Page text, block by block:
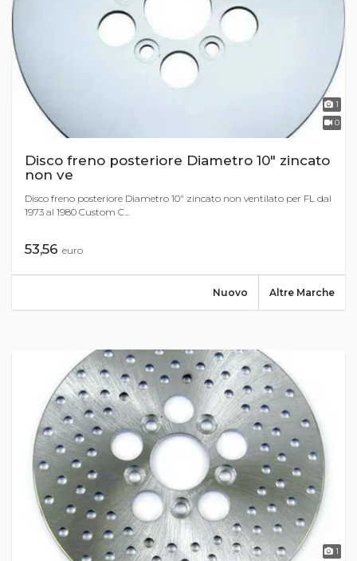
1
0
Disco freno posteriore Diametro 10" zincato
non ve
Disco freno posteriore Diametro 10" zincato non ventilato per FL dal
1973 al 1980 Custom C...
53,56 euro
Altre Marche
Nuovo
1